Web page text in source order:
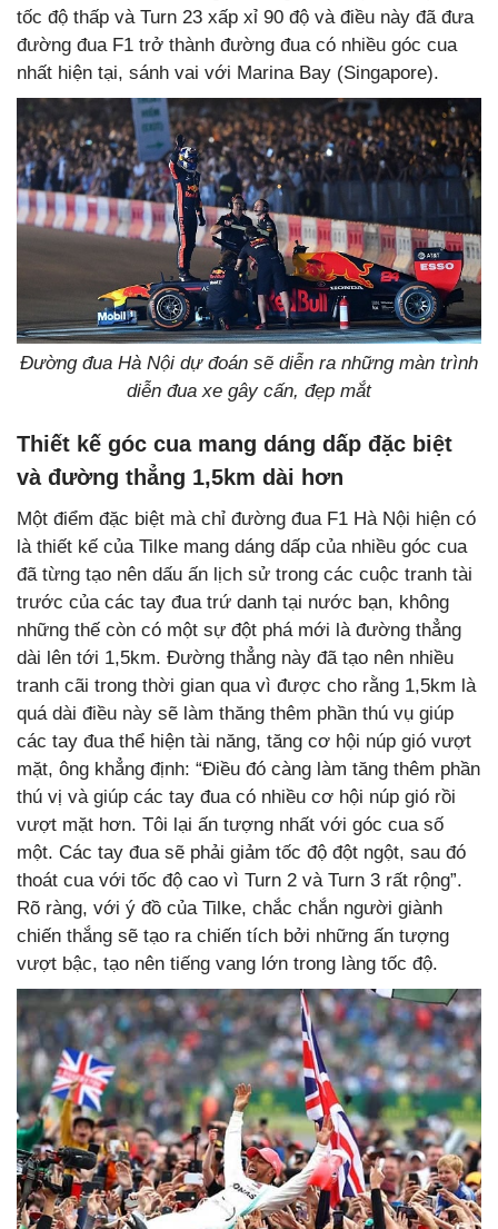
tốc độ thấp và Turn 23 xấp xỉ 90 độ và điều này đã đưa
đường đua F1 trở thành đường đua có nhiều góc cua
nhất hiện tại, sánh vai với Marina Bay (Singapore).
Đường đua Hà Nội dự đoán sẽ diễn ra những màn trình
diễn đua xe gây cấn, đẹp mắt
Thiết kế góc cua mang dáng dấp đặc biệt
và đường thẳng 1,5km dài hơn
Một điểm đặc biệt mà chỉ đường đua F1 Hà Nội hiện có
là thiết kế của Tilke mang dáng dấp của nhiều góc cua
đã từng tạo nên dấu ấn lịch sử trong các cuộc tranh tài
trước của các tay đua trứ danh tại nước bạn, không
những thế còn có một sự đột phá mới là đường thẳng
dài lên tới 1,5km. Đường thẳng này đã tạo nên nhiều
tranh cãi trong thời gian qua vì được cho rằng 1,5km là
quá dài điều này sẽ làm thăng thêm phần thú vụ giúp
các tay đua thể hiện tài năng, tăng cơ hội núp gió vượt
mặt, ông khẳng định: “Điều đó càng làm tăng thêm phần
thú vị và giúp các tay đua có nhiều cơ hội núp gió rồi
vượt mặt hơn. Tôi lại ấn tượng nhất với góc cua số
một. Các tay đua sẽ phải giảm tốc độ đột ngột, sau đó
thoát cua với tốc độ cao vì Turn 2 và Turn 3 rất rộng”.
Rõ ràng, với ý đồ của Tilke, chắc chắn người giành
chiến thắng sẽ tạo ra chiến tích bởi những ấn tượng
vượt bậc, tạo nên tiếng vang lớn trong làng tốc độ.